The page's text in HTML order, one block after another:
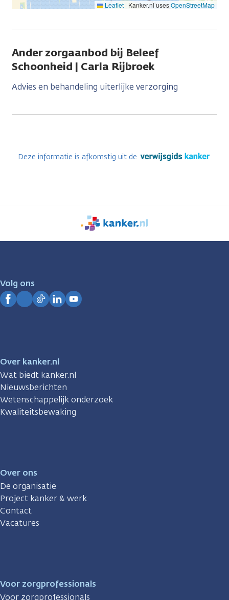
Leaflet | Kanker.nl usesOpenStreetMap
Ander zorgaanbod bij Beleef
Schoonheid | Carla Rijbroek
Advies en behandeling uiterlijke verzorging
Deze informatie is afkomstig uit de
We
zijn
Volg ons
Over kanker.nl
Wat biedt kanker.nl
Nieuwsberichten
Wetenschappelijk onderzoek
Kwaliteitsbewaking
Over ons
De organisatie
Project kanker & werk
Contact
Vacatures
Voor zorgprofessionals
Voor zorgprofessionals